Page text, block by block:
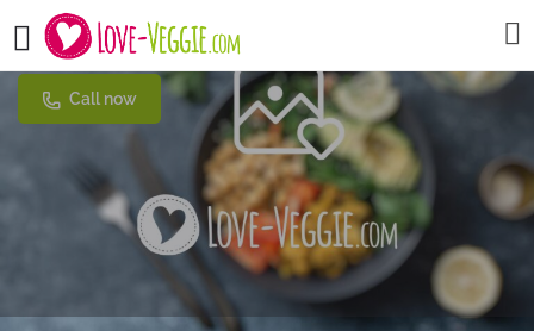
Bene Kaffee & Laden
Call now